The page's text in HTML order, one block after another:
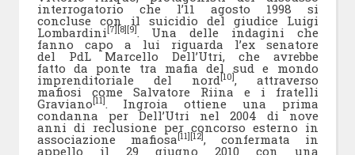
interrogatorio che l’11 agosto 1998 si
concluse con il suicidio del giudice Luigi
Lombardini[7][8][9] . Una delle indagini che
fanno capo a lui riguarda l’ex senatore
del PdL Marcello Dell’Utri, che avrebbe
fatto da ponte tra mafia del sud e mondo
imprenditoriale del nord[10], attraverso
mafiosi come Salvatore Riina e i fratelli
Graviano[11] . Ingroia ottiene una prima
condanna per Dell’Utri nel 2004 di nove
anni di reclusione per concorso esterno in
associazione mafiosa[11][12], confermata in
appello il 29 giugno 2010 con una